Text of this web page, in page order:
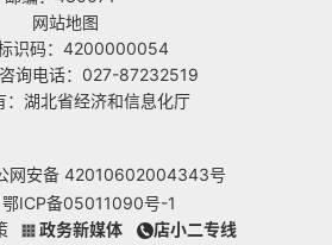
网站地图
识码：4200000054
询电话：027-87232519
：湖北省经济和信息化厅
网安备 42010602004343号
鄂ICP备05011090号-1
政务新媒体 店小二专线